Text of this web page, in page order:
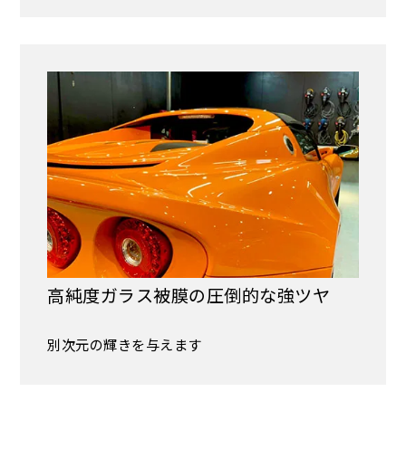
高純度ガラス被膜の圧倒的な強ツヤ
別次元の輝きを与えます